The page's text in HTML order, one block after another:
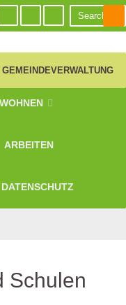
WOHNEN
ARBEITEN
DATENSCHUTZ
Schulen